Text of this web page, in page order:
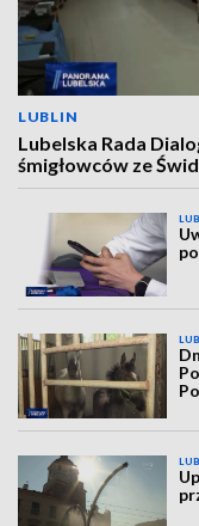
LUBLIN
Lubelska Rada
śmigłowców ze